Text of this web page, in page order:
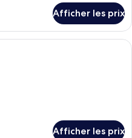
Afficher les prix
Une chambre d’hôtel avec deux
Afficher les prix